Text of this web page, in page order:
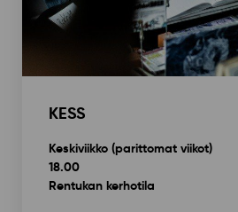
KESS
Keskiviikko (parittomat viikot)
18.00
Rentukan kerhotila